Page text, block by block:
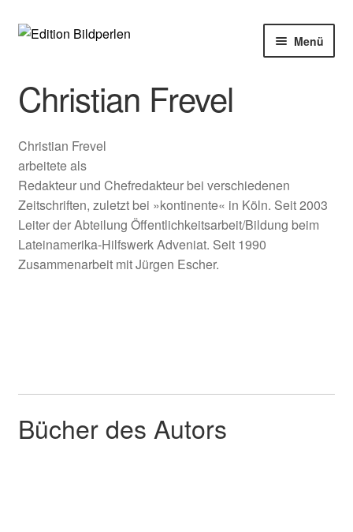
Zur
Zum
Menü
Autoren
Veranstaltungen
Über uns
Christian Frevel
Christian Frevel
arbeitete als
Redakteur und Chefredakteur bei verschiedenen
Zeitschriften, zuletzt bei »kontinente« in Köln. Seit 2003
Leiter der Abteilung Öffentlichkeitsarbeit/Bildung beim
Lateinamerika-Hilfswerk Adveniat. Seit 1990
Zusammenarbeit mit Jürgen Escher.
Bücher des Autors